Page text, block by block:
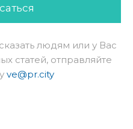
людям или у Вас
статей, отправляйте
ve@pr.city